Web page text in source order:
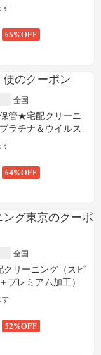
す
65%OFF
全国
管★宅配クリーニ
ラチナ＆ウイルス
す
64%OFF
全国
クリーニング（スピ
プレミアム加工）
す
52%OFF